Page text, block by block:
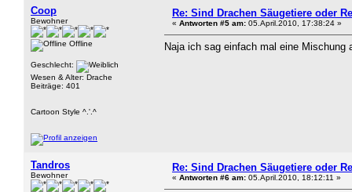
Coop
Bewohner
Offline
Geschlecht:
Wesen & Alter: Drache
Beiträge: 401
Cartoon Style ^.'.^
Re: Sind Drachen Säugetiere oder
« Antworten #5 am: 05.April.2010, 17:38:24 »
Naja ich sag einfach mal eine
Tandros
Bewohner
Re: Sind Drachen Säugetiere oder
« Antworten #6 am: 05.April.2010, 18:12:11 »